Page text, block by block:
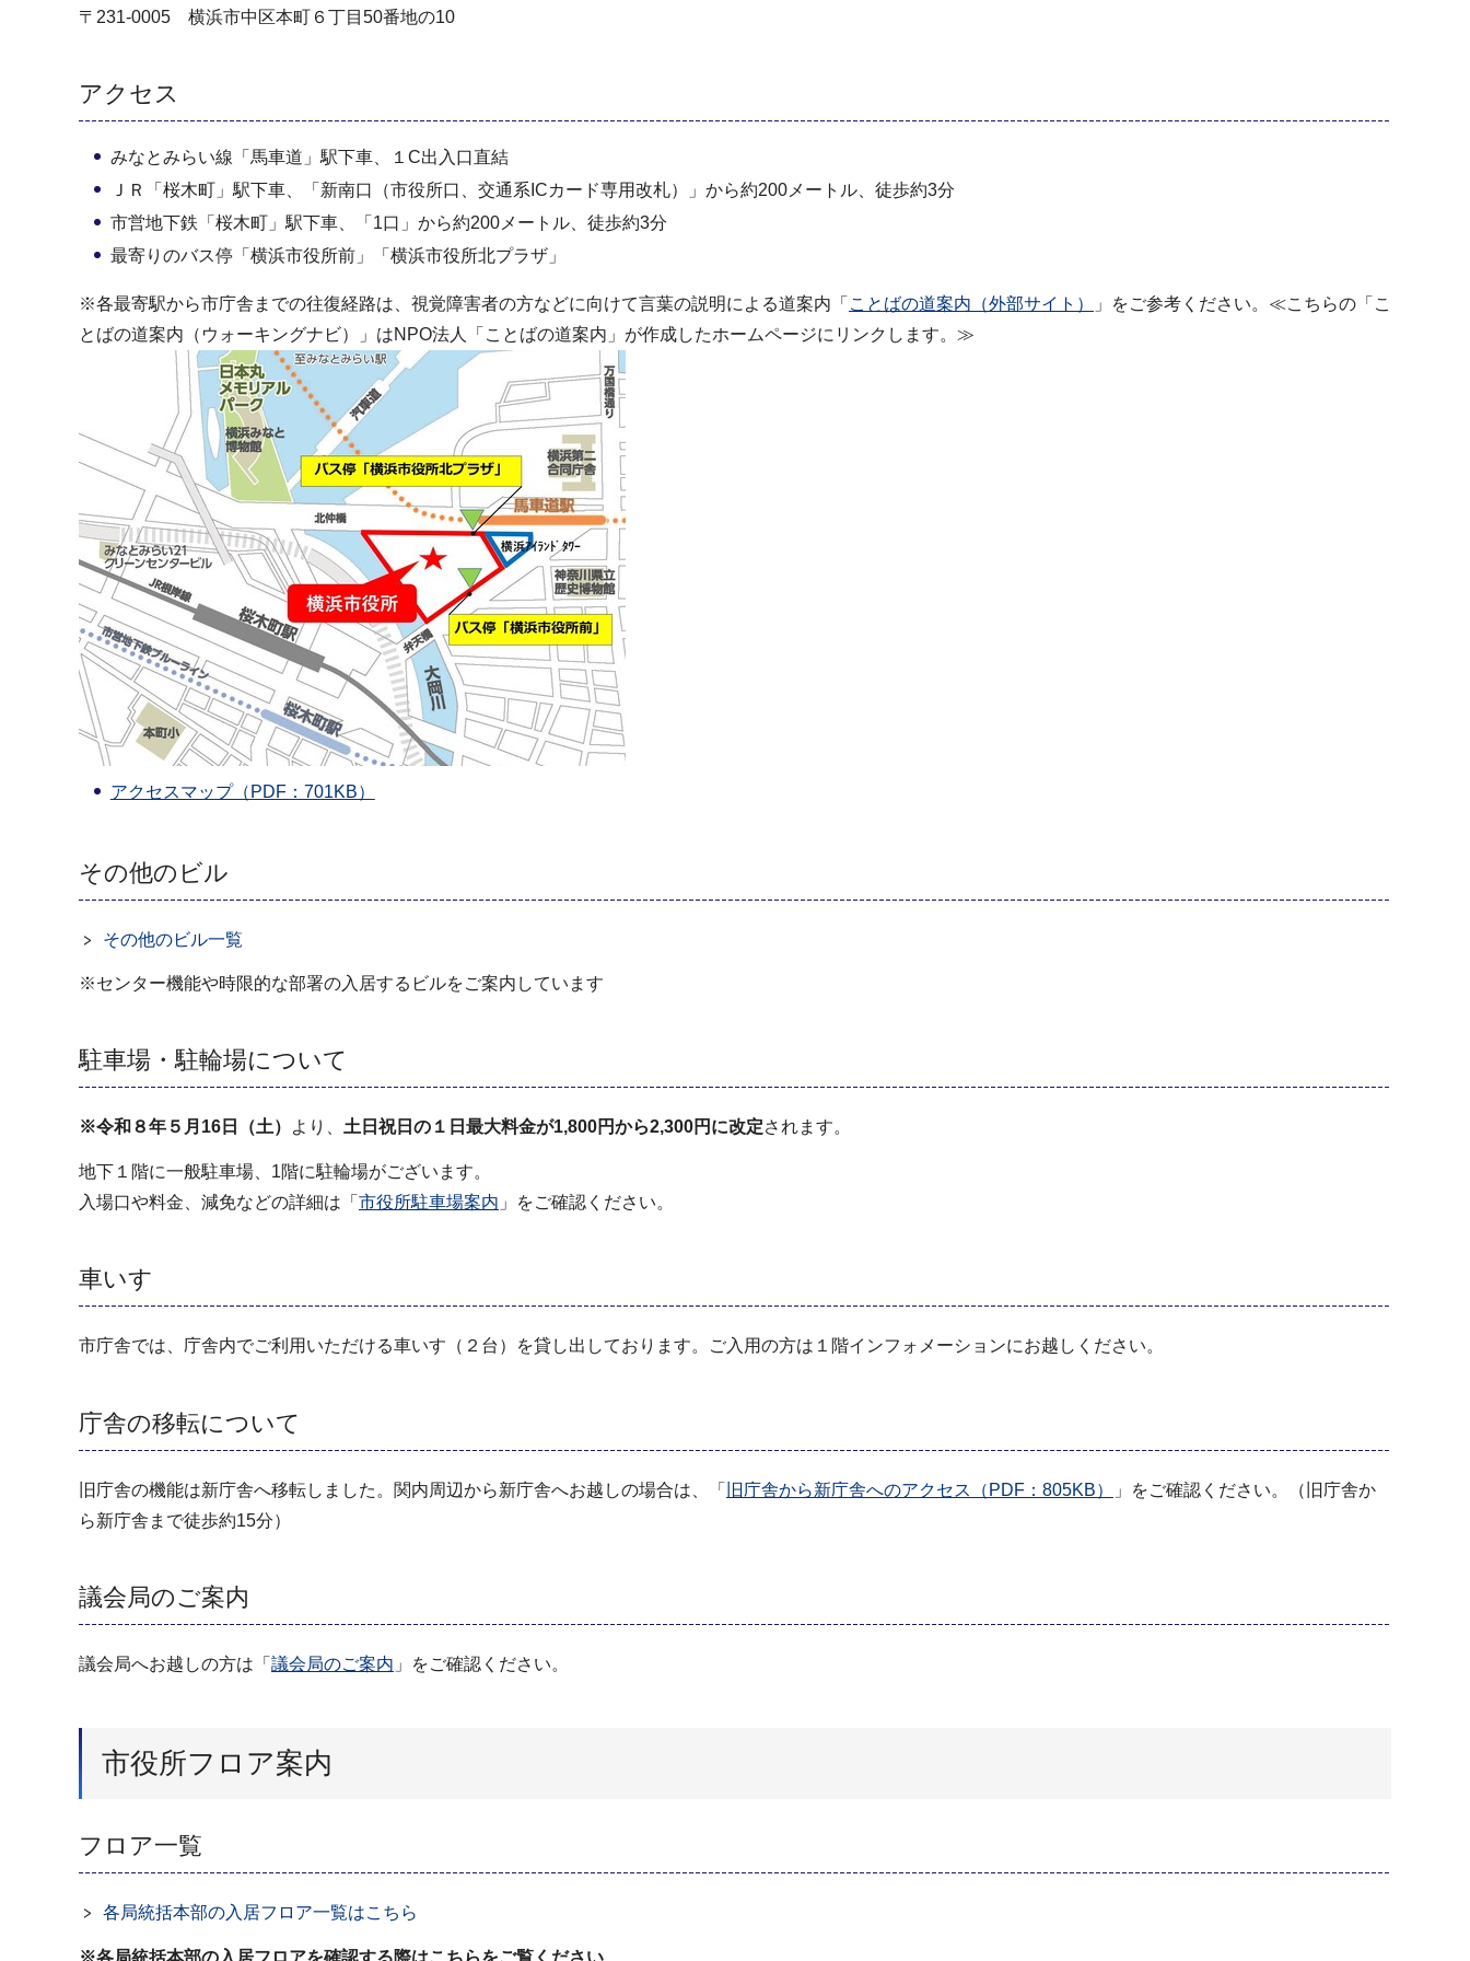
〒231-0005 横浜市中区本町６丁目50番地の10
アクセス
みなとみらい線「馬車道」駅下車、１C出入口直結
ＪＲ「桜木町」駅下車、「新南口（市役所口、交通系ICカード専用改札）」から約200メートル、徒歩約3分
市営地下鉄「桜木町」駅下車、「1口」から約200メートル、徒歩約3分
最寄りのバス停「横浜市役所前」「横浜市役所北プラザ」
※各最寄駅から市庁舎までの往復経路は、視覚障害者の方などに向けて言葉の説明による道案内「 ことばの道案内（外部サイト）
」をご参考ください。≪こちらの「こ
とばの道案内（ウォーキングナビ）」はNPO法人「ことばの道案内」が作成したホームページにリンクします。≫
アクセスマップ（PDF：701KB）
その他のビル
その他のビル一覧
※センター機能や時限的な部署の入居するビルをご案内しています
駐車場・駐輪場について
※令和８年５月16日（土） より、 土日祝日の１日最大料金が1,800円から2,300円に改定されます。
地下１階に一般駐車場、1階に駐輪場がございます。
入場口や料金、減免などの詳細は「 市役所駐車場案内 」をご確認ください。
車いす
市庁舎では、庁舎内でご利用いただける車いす（２台）を貸し出しております。ご入用の方は１階インフォメーションにお越しください。
庁舎の移転について
旧庁舎の機能は新庁舎へ移転しました。関内周辺から新庁舎へお越しの場合は、「 旧庁舎から新庁舎へのアクセス（PDF：805KB）
」をご確認ください。（旧庁舎か
ら新庁舎まで徒歩約15分）
議会局のご案内
議会局へお越しの方は「 議会局のご案内 」をご確認ください。
市役所フロア案内
フロア一覧
各局統括本部の入居フロア一覧はこちら
※各局統括本部の入居フロアを確認する際はこちらをご覧ください